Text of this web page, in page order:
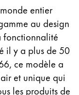
entier
au design
fonctionnalité
il y a plus de 50
ce modèle a
et unique qui
les produits de